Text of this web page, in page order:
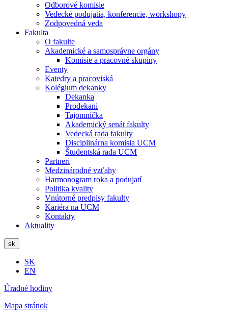
Odborové komisie
Vedecké podujatia, konferencie, workshopy
Zodpovedná veda
Fakulta
O fakulte
Akademické a samosprávne orgány
Komisie a pracovné skupiny
Eventy
Katedry a pracoviská
Kolégium dekanky
Dekanka
Prodekani
Tajomníčka
Akademický senát fakulty
Vedecká rada fakulty
Disciplinárna komisia UCM
Študentská rada UCM
Partneri
Medzinárodné vzťahy
Harmonogram roka a podujatí
Politika kvality
Vnútorné predpisy fakulty
Kariéra na UCM
Kontakty
Aktuality
sk
SK
EN
Úradné hodiny
Mapa stránok